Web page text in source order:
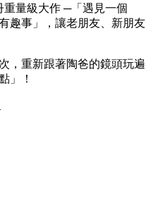
重量級大作 ─「遇見一個
趣事」，讓老朋友、新朋友
，重新跟著陶爸的鏡頭玩遍
」！